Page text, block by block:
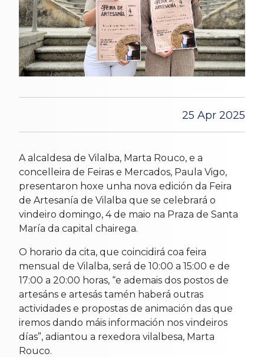
25 Apr 2025
A alcaldesa de Vilalba, Marta Rouco, e a
concelleira de Feiras e Mercados, Paula Vigo,
presentaron hoxe unha nova edición da Feira
de Artesanía de Vilalba que se celebrará o
vindeiro domingo, 4 de maio na Praza de Santa
María da capital chairega.
O horario da cita, que coincidirá coa feira
mensual de Vilalba, será de 10:00 a 15:00 e de
17:00 a 20:00 horas, “e ademais dos postos de
artesáns e artesás tamén haberá outras
actividades e propostas de animación das que
iremos dando máis información nos vindeiros
días”, adiantou a rexedora vilalbesa, Marta
Rouco.